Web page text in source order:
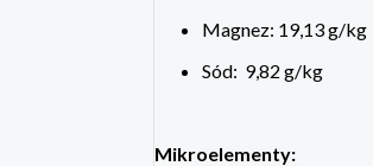
Magnez: 19,13 g/kg
Sód: 9,82 g/kg
Mikroelementy: